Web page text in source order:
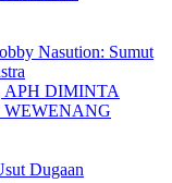
Nasution: Sumut
Dugaan